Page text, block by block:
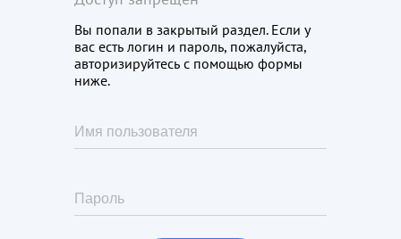
Вы попали в закрытый раздел. Если у
вас есть логин и пароль, пожалуйста,
авторизируйтесь с помощью формы
ниже.